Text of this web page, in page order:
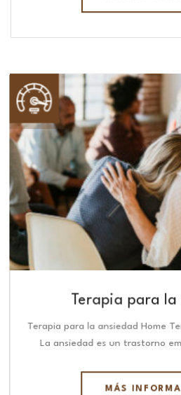
Terapia para
Terapia para la ansiedad Home
La ansiedad es un trastorno
MÁS